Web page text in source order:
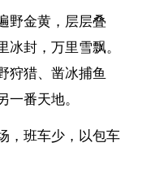
野金黄，层层叠
封，万里雪飘。
狩猎、凿冰捕鱼
一番天地。
，班车少，以包车